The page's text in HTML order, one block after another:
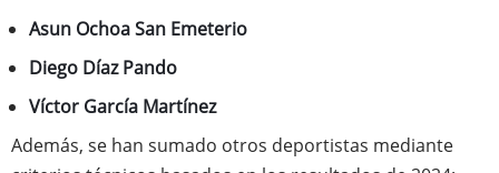
Asun Ochoa San Emeterio
Diego Díaz Pando
Víctor García Martínez
Además, se han sumado otros deportistas mediante